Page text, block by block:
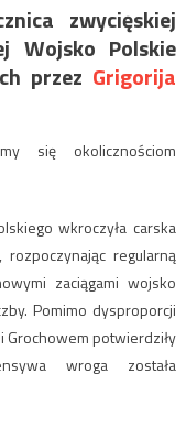
zwycięskiej
Wojsko Polskie
przez Grigorija
się okolicznościom
wkroczyła carska
regularną
zaciągami wojsko
Pomimo dysproporcji
Grochowem potwierdziły
wroga została